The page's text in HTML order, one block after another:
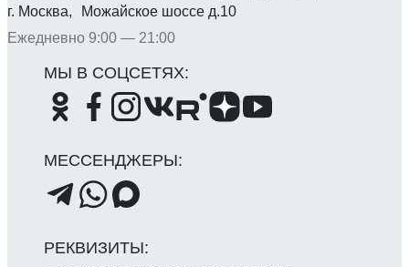
г. Москва, Можайское шоссе д.10
Ежедневно 9:00 — 21:00